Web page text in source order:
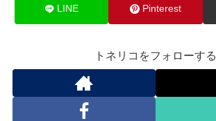
LINE Pinterest
トネリコをフォローする